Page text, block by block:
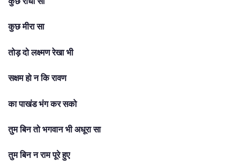
कुछ मीरा सा
तोड़ दो लक्ष्मण रेखा भी
सक्षम हो न कि रावण
का पाखंड भंग कर सको
तुम बिन तो भगवान भी अधूरा सा
तुम बिन न राम पूरे हुए